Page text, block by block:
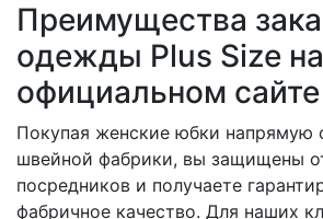
Преимущества
одежды Plus Size на
официальном
Покупая женские юбки напрямую
швейной фабрики, вы защищены
посредников и получаете
фабричное качество. Для наших